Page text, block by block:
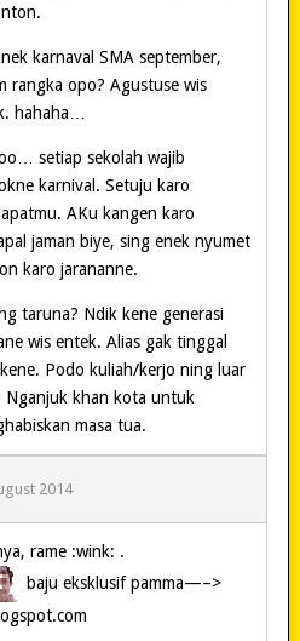
karnaval SMA september,
rangka opo? Agustuse wis
hahaha…
setiap sekolah wajib
karnival. Setuju karo
AKu kangen karo
jaman biye, sing enek nyumet
karo jarananne.
taruna? Ndik kene generasi
wis entek. Alias gak tinggal
Podo kuliah/kerjo ning luar
Nganjuk khan kota untuk
masa tua.
2014
rame :wink: .
baju eksklusif pamma—–>